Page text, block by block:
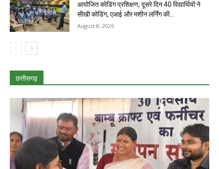
आयोजित कोडिंग प्रशिक्षण, दूसरे दिन 40 विद्यार्थियों ने
सीखी कोडिंग, एआई और मशीन लर्निंग की...
August 8, 2026
छत्तीसगढ़